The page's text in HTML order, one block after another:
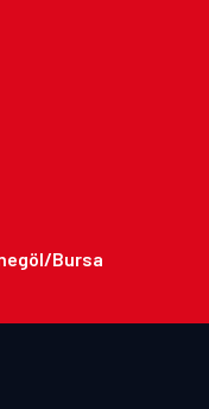
Bursa